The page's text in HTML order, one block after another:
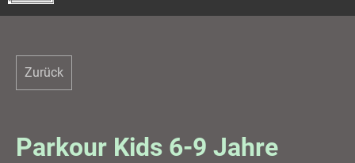
Zurück
Parkour Kids 6-9 Jahre